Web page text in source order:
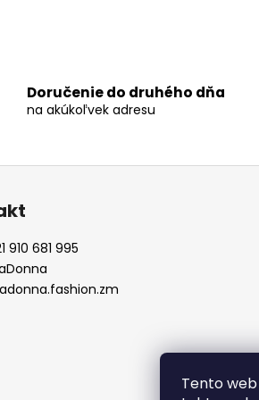
Tento
Doručenie do druhého dňa
na akúkoľvek adresu
910 681 995